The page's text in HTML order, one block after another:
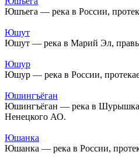
Юшъега — река в России,
Юшут
Юшут — река в Марий Эл,
Юшур
Юшур — река в России,
Юшингъёган
Юшингъёган — река в
Ненецкого АО.
Юшанка
Юшанка — река в России,